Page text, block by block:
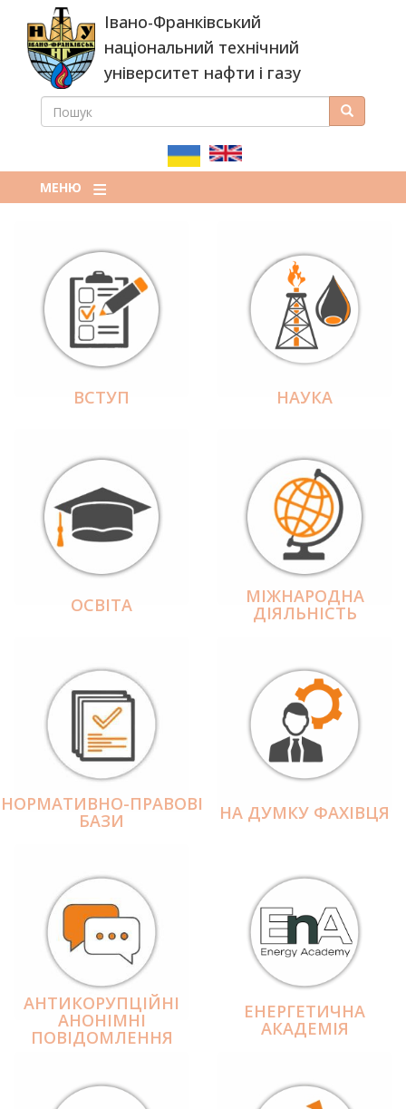
основного
вмісту
Івано-Франківський
національний технічний
університет нафти і газу
ПОШУКОВА
ПОШУК Пошук
МЕНЮ
ВСТУП НАУКА
ОСВІТА МІЖНАРОДНА
ДІЯЛЬНІCТЬ
НОРМАТИВНО-ПРАВОВІ
БАЗИ НА ДУМКУ ФАХІВЦЯ
АНТИКОРУПЦІЙНІ
АНОНІМНІ
ПОВІДОМЛЕННЯ
ЕНЕРГЕТИЧНА
АКАДЕМІЯ